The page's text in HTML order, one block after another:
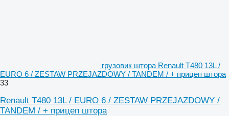
грузовик штора Renault T480 13L /
EURO 6 / ZESTAW PRZEJAZDOWY / TANDEM / + прицеп штора
33
Renault T480 13L / EURO 6 / ZESTAW PRZEJAZDOWY /
TANDEM / + прицеп штора